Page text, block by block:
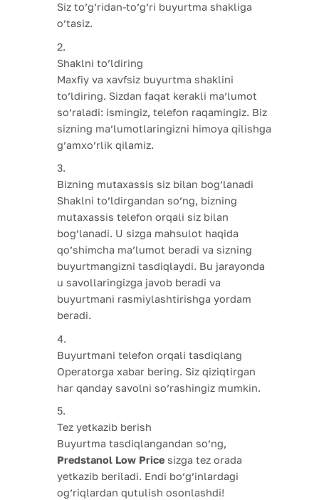
Siz to’g’ridan-to’g’ri buyurtma shakliga
o’tasiz.
Shaklni to’ldiring
Maxfiy va xavfsiz buyurtma shaklini
to’ldiring. Sizdan faqat kerakli ma’lumot
so’raladi: ismingiz, telefon raqamingiz. Biz
sizning ma’lumotlaringizni himoya qilishga
g’amxo’rlik qilamiz.
Bizning mutaxassis siz bilan bog’lanadi
Shaklni to’ldirgandan so’ng, bizning
mutaxassis telefon orqali siz bilan
bog’lanadi. U sizga mahsulot haqida
qo’shimcha ma’lumot beradi va sizning
buyurtmangizni tasdiqlaydi. Bu jarayonda
u savollaringizga javob beradi va
buyurtmani rasmiylashtirishga yordam
beradi.
Buyurtmani telefon orqali tasdiqlang
Operatorga xabar bering. Siz qiziqtirgan
har qanday savolni so’rashingiz mumkin.
Tez yetkazib berish
Buyurtma tasdiqlangandan so’ng,
Predstanol Low Price sizga tez orada
yetkazib beriladi. Endi bo’g’inlardagi
og’riqlardan qutulish osonlashdi!